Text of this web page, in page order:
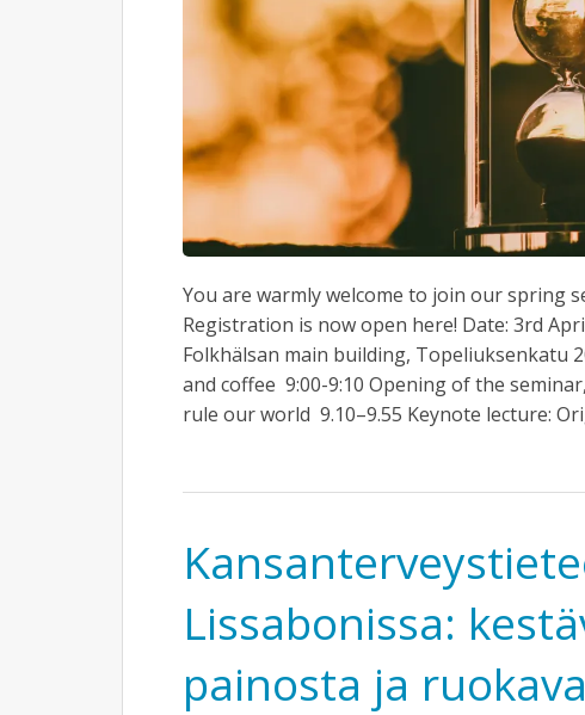
You are warmly welcome to join our spring
Registration is now open here! Date: 3rd
Folkhälsan main building, Topeliuksenkatu
and coffee 9:00-9:10 Opening of the
rule our world 9.10–9.55 Keynote lecture:
Lissabonissa:
painosta ja